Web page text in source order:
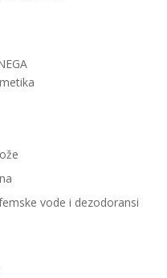
vode i dezodoransi